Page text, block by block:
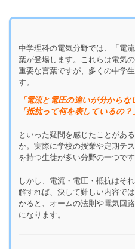
中学理科の電気分野では、「電
葉が登場します。これらは電気
重要な言葉ですが、多くの中学
す。
「電流と電圧の違いが分からな
「抵抗って何を表しているの？
といった疑問を感じたことがあ
か。実際に学校の授業や定期テ
を持つ生徒が多い分野の一つです
しかし、電流・電圧・抵抗はそ
解すれば、決して難しい内容で
かると、オームの法則や電気回
になります。